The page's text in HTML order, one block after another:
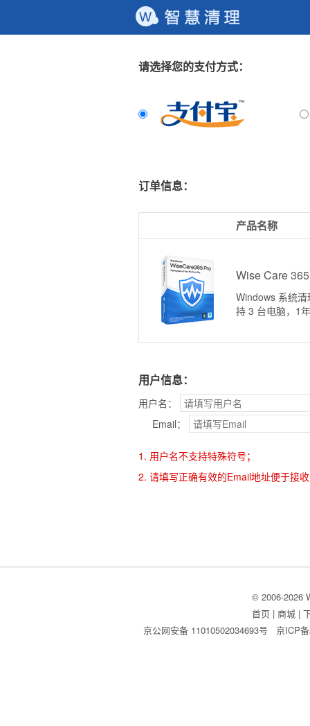
请选择您的支付方式：
订单信息：
产品名称
Wise Care
Windows 系统
持 3 台电脑，1
用户信息：
用户名：
Email：
1. 用户名不支持特殊符号；
2. 请填写正确有效的Email地址便于接
© 2006-2026
首页 | 商城 |
京公网安备 11010502034693号
京ICP